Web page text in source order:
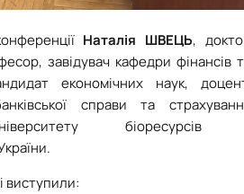
Наталія ШВЕЦЬ,
завідувач кафедри фінансів
економічних наук,
справи та
біоресурсів
виступили: